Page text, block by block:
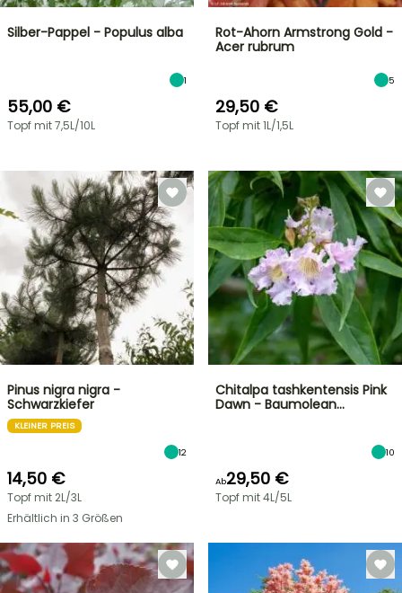
Silber-Pappel - Populus alba
1
55,00 €
Topf mit 7,5L/10L
Rot-Ahorn Armstrong Gold -
Acer rubrum
5
29,50 €
Topf mit 1L/1,5L
Pinus nigra nigra -
Schwarzkiefer
KLEINER PREIS
12
14,50 €
Topf mit 2L/3L
Erhältlich in 3 Größen
Chitalpa tashkentensis Pink
Dawn - Baumolean…
10
Ab29,50 €
Topf mit 4L/5L